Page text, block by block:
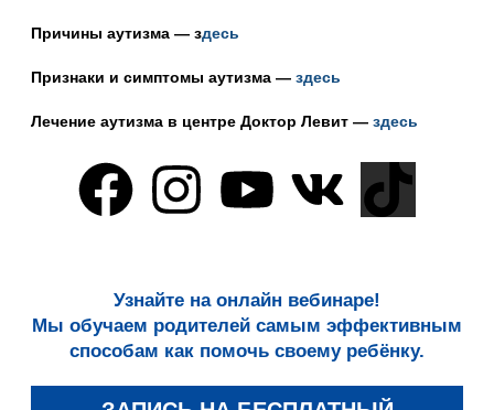
Причины аутизма — здесь
Признаки и симптомы аутизма — здесь
Лечение аутизма в центре Доктор Левит — здесь
Узнайте на онлайн вебинаре!
Мы обучаем родителей самым эффективным
способам как помочь своему ребёнку.